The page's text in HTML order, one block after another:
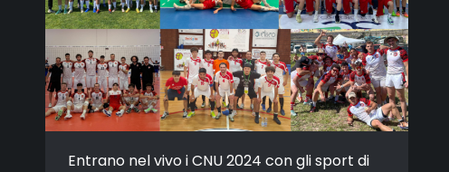
Entrano nel vivo i CNU 2024 con gli sport di